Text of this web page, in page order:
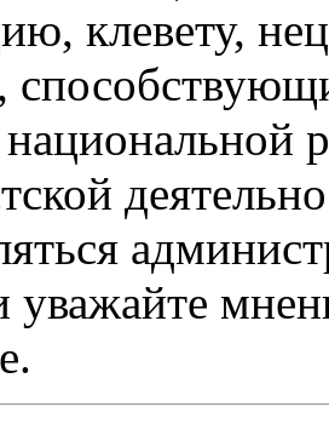
клевету,
национальной